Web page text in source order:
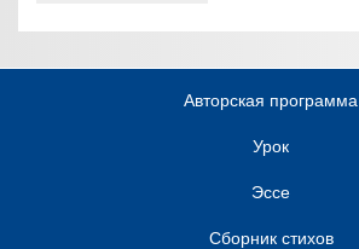
Авторская программа
Урок
Эссе
Сборник стихов